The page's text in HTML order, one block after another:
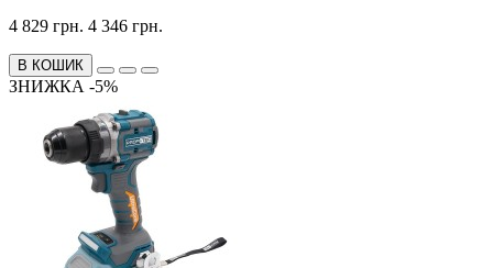
4 829 грн. 4 346 грн.
В КОШИК
ЗНИЖКА -5%